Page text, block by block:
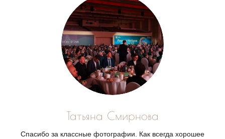
Татьяна Смирнова
Спасибо за классные фотографии. Как всегда хорошее